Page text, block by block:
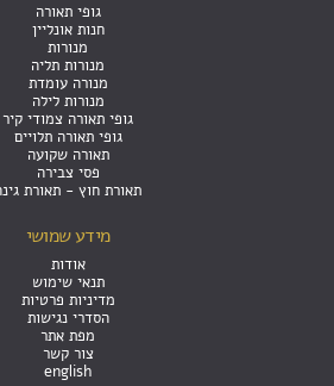
גופי תאורה
חנות אונליין
מנורות
מנורות תליה
מנורה עומדת
מנורות לילה
גופי תאורה צמודי קיר
גופי תאורה תלויים
תאורה שקועה
פסי צבירה
תאורת חוץ - תאורת
מידע שמושי
אודות
תנאי שימוש
מדיניות פרטיות
הסדרי נגישות
מפת אתר
צור קשר
english